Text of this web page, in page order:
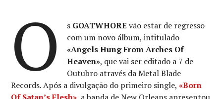
O s GOATWHORE vão estar de regresso
com um novo álbum, intitulado
«Angels Hung From Arches Of
Heaven», que vai ser editado a 7 de
Outubro através da Metal Blade
Records. Após a divulgação do primeiro single,«Born